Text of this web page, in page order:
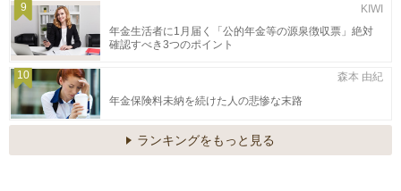
9
年金生活者に1月届く「公的年金等の源泉徴収票」絶対
確認すべき3つのポイント
KIWI
10
年金保険料未納を続けた人の悲惨な末路
森本 由紀
ランキングをもっと見る